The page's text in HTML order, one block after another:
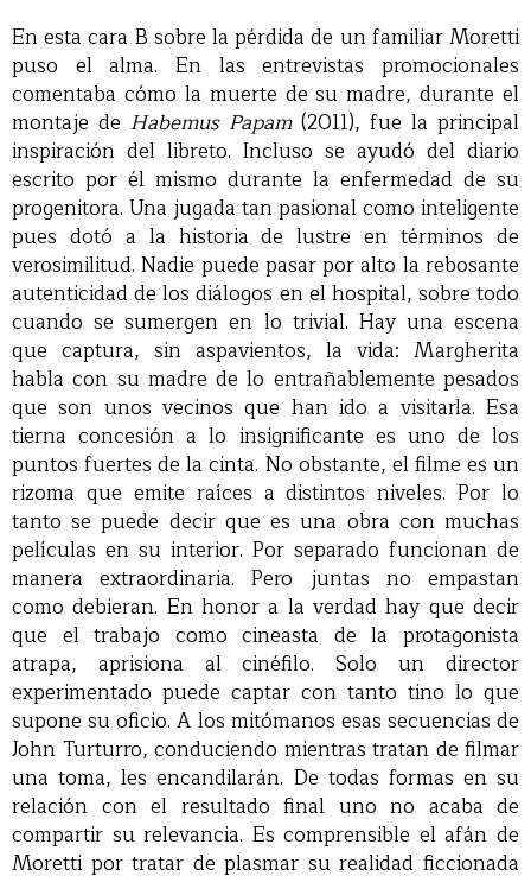
En esta cara B sobre la pérdida de un familiar Moretti
puso el alma. En las entrevistas promocionales
comentaba cómo la muerte de su madre, durante el
montaje de Habemus Papam(2011), fue la principal
inspiración del libreto. Incluso se ayudó del diario
escrito por él mismo durante la enfermedad de su
progenitora. Una jugada tan pasional como inteligente
pues dotó a la historia de lustre en términos de
verosimilitud. Nadie puede pasar por alto la rebosante
autenticidad de los diálogos en el hospital, sobre todo
cuando se sumergen en lo trivial. Hay una escena
que captura, sin aspavientos, la vida: Margherita
habla con su madre de lo entrañablemente pesados
que son unos vecinos que han ido a visitarla. Esa
tierna concesión a lo insignificante es uno de los
puntos fuertes de la cinta. No obstante, el filme es un
rizoma que emite raíces a distintos niveles. Por lo
tanto se puede decir que es una obra con muchas
películas en su interior. Por separado funcionan de
manera extraordinaria. Pero juntas no empastan
como debieran. En honor a la verdad hay que decir
que el trabajo como cineasta de la protagonista
atrapa, aprisiona al cinéfilo. Solo un director
experimentado puede captar con tanto tino lo que
supone su oficio. A los mitómanos esas secuencias de
John Turturro, conduciendo mientras tratan de filmar
una toma, les encandilarán. De todas formas en su
relación con el resultado final uno no acaba de
compartir su relevancia. Es comprensible el afán de
Moretti por tratar de plasmar su realidad ficcionada